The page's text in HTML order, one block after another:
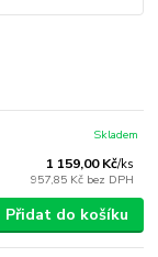
1 159,00 Kč/ks
957,85 Kč bez DPH
Skladem
Přidat do košíku